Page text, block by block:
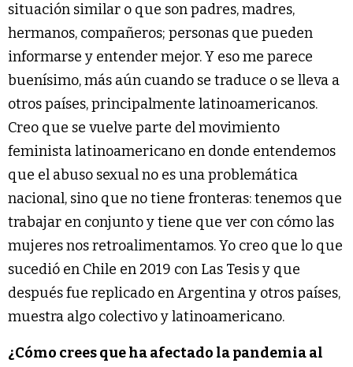
situación similar o que son padres, madres,
hermanos, compañeros; personas que pueden
informarse y entender mejor. Y eso me parece
buenísimo, más aún cuando se traduce o se lleva a
otros países, principalmente latinoamericanos.
Creo que se vuelve parte del movimiento
feminista latinoamericano en donde entendemos
que el abuso sexual no es una problemática
nacional, sino que no tiene fronteras: tenemos que
trabajar en conjunto y tiene que ver con cómo las
mujeres nos retroalimentamos. Yo creo que lo que
sucedió en Chile en 2019 con Las Tesis y que
después fue replicado en Argentina y otros países,
muestra algo colectivo y latinoamericano.
¿Cómo crees que ha afectado la pandemia al